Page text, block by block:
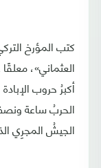
كتب المؤرخ
العثماني»،
أكبرُ حروب
الحربُ ساعة
الجيشُ المجرِي الذي عاش 637 سنة